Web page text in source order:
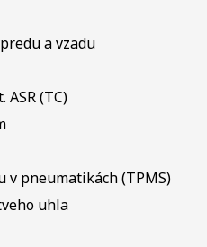
a vzadu
(TC)
v pneumatikách (TPMS)
uhla